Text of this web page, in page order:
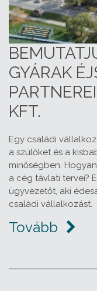
GYÁRAK
KFT.
Egy családi
a szülőket és a
minőségben.
a cég távlati tervei?
ügyvezetőt, aki
családi vállalkozást.
Tovább